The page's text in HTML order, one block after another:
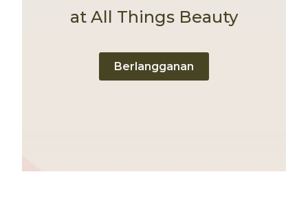
at All Things Beauty
Berlangganan